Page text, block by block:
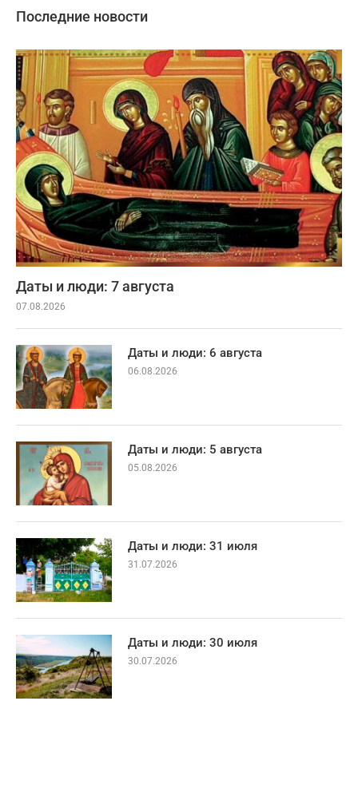
Последние новости
Даты и люди: 7 августа
07.08.2026
Даты и люди: 6 августа
06.08.2026
Даты и люди: 5 августа
05.08.2026
Даты и люди: 31 июля
31.07.2026
Даты и люди: 30 июля
30.07.2026